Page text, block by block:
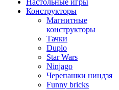
Настольные игры
Конструкторы
Магнитные
конструкторы
Тачки
Duplo
Star Wars
Ninjago
Черепашки ниндзя
Funny bricks